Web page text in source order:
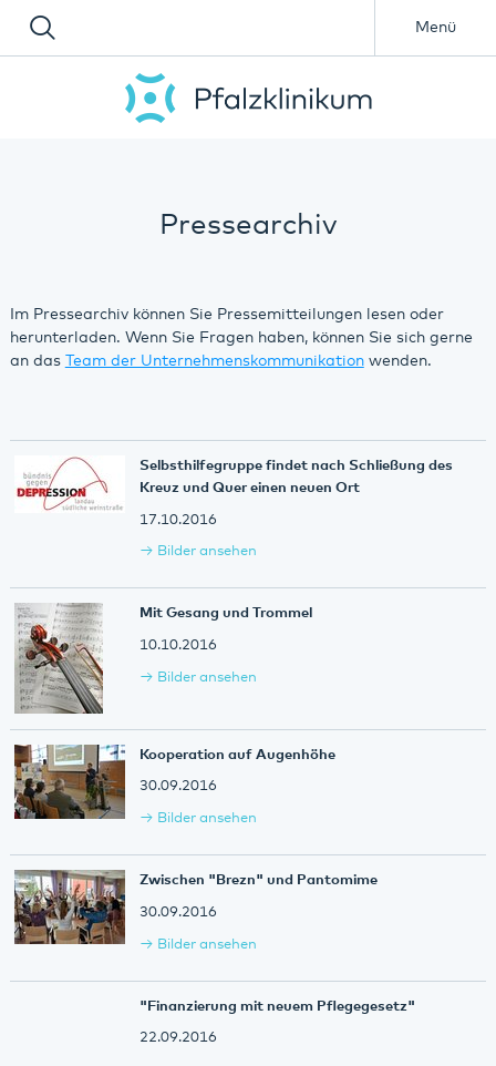
Menü
Pressearchiv
Im Pressearchiv können Sie Pressemitteilungen lesen oder
herunterladen. Wenn Sie Fragen haben, können Sie sich gerne
an das Team der Unternehmenskommunikationwenden.
Selbsthilfegruppe findet nach Schließung des
Kreuz und Quer einen neuen Ort
17.10.2016
Bilder ansehen
Mit Gesang und Trommel
10.10.2016
Bilder ansehen
Kooperation auf Augenhöhe
30.09.2016
Bilder ansehen
Zwischen "Brezn" und Pantomime
30.09.2016
Bilder ansehen
"Finanzierung mit neuem Pflegegesetz"
22.09.2016